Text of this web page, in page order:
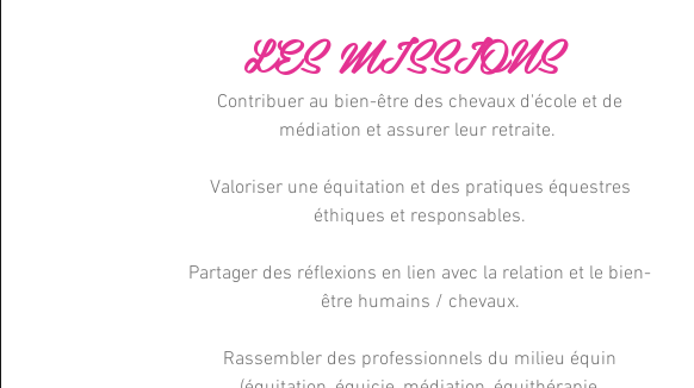
LES MISSIONS
Contribuer au bien-être des chevaux d'école et de
médiation et assurer leur retraite.
Valoriser une équitation et des pratiques équestres
éthiques et responsables.
Partager des réflexions en lien avec la relation et le bien-
être humains / chevaux.
Rassembler des professionnels du milieu équin